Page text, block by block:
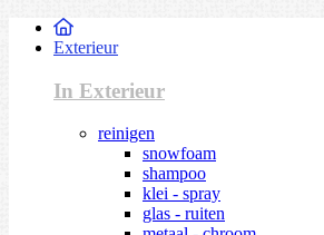
Exterieur
In Exterieur
reinigen
snowfoam
shampoo
klei - spray
glas - ruiten